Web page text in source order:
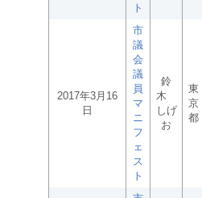
ト
2017年3月16
日
市
議
会
議
員
マ
ニ
フ
ェ
ス
ト
鈴
木
しげ
お
東
京
都